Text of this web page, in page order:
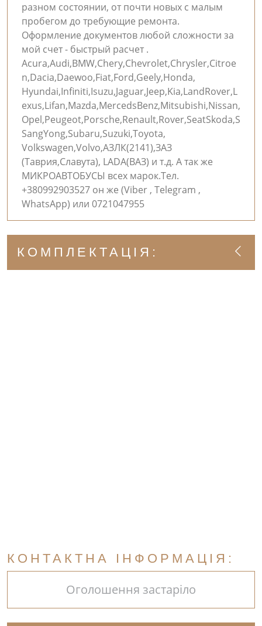
разном состоянии, от почти новых с малым
пробегом до требующие ремонта.
Оформление документов любой сложности за
мой счет - быстрый расчет .
Acura,Audi,BMW,Chery,Chevrolet,Chrysler,Citroe
n,Dacia,Daewoо,Fiat,Ford,Geely,Honda,
Hyundai,Infiniti,Isuzu,Jaguar,Jeep,Kia,LandRover,L
exus,Lifan,Mazda,MercedsBenz,Mitsubishi,Nissan,
Opel,Peugeot,Porsche,Renault,Rover,SeatSkoda,S
SangYong,Subaru,Suzuki,Toyota,
Volkswagen,Volvo,АЗЛК(2141),ЗАЗ
(Таврия,Славута), LADA(ВАЗ) и т.д. А так же
МИКРОАВТОБУСЫ всех марок.Тел.
+380992903527 он же (Viber , Telegram ,
WhatsApp) или 0721047955
КОМПЛЕКТАЦІЯ:
КОНТАКТНА ІНФОРМАЦІЯ:
Оголошення застаріло